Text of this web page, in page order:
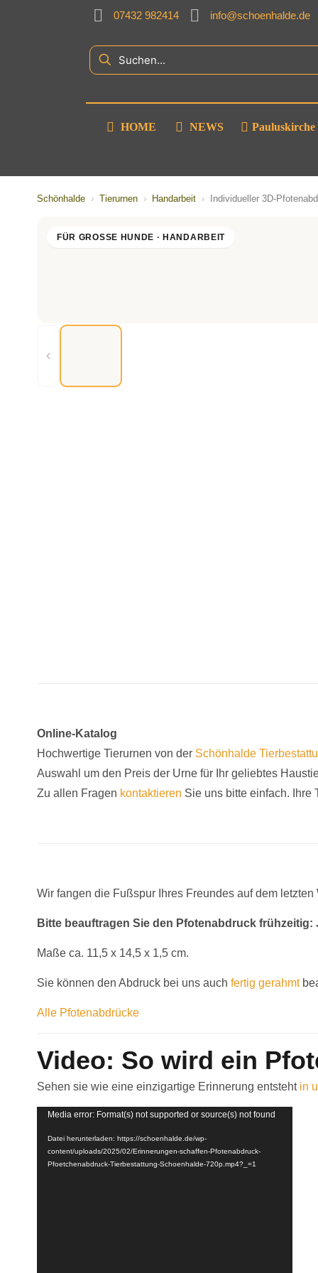
07432 982414 info@schoenhalde.de
HOME NEWS Pauluskirche
Schönhalde › Tierurnen › Handarbeit › Individueller 3D-
FÜR GROSSE HUNDE · HANDARBEIT
Online-Katalog
Hochwertige Tierurnen von der Schönhalde
Auswahl um den Preis der Urne für Ihr geliebtes
Zu allen Fragen kontaktieren Sie uns bitte einfach. Ihre
Wir fangen die Fußspur Ihres Freundes auf dem
Bitte beauftragen Sie den Pfotenabdruck
Maße ca. 11,5 x 14,5 x 1,5 cm.
Sie können den Abdruck bei uns auch fertig gerahmt
Alle Pfotenabdrücke
Video: So wird ein
Sehen sie wie eine einzigartige Erinnerung entsteht in
Video-
Player
Media error: Format(s) not supported or source(s) not found
Datei herunterladen: https://schoenhalde.de/wp-
content/uploads/2025/02/Erinnerungen-schaffen-Pfotenabdruck-
Pfoetchenabdruck-Tierbestattung-Schoenhalde-720p.mp4?_=1